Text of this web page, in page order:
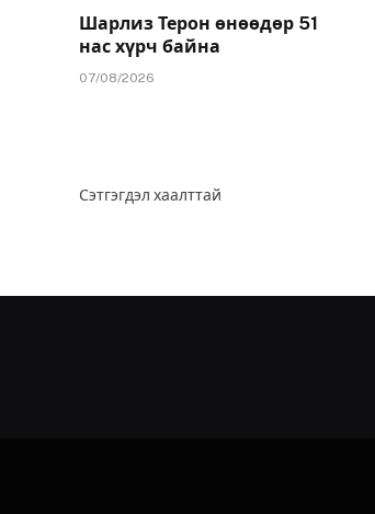
Шарлиз Терон өнөөдөр 51
нас хүрч байна
07/08/2026
Сэтгэгдэл хаалттай